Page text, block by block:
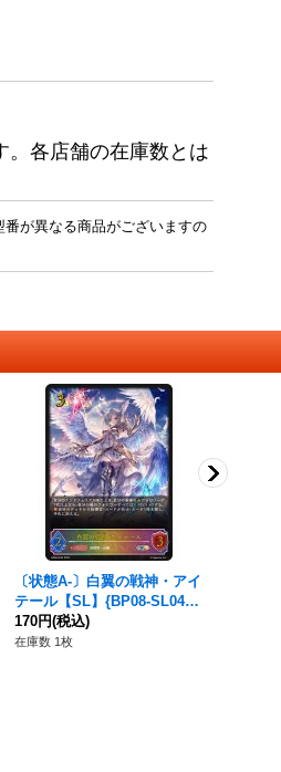
。各店舗の在庫数とは
が異なる商品がございますの
〔状態A-〕白翼の戦神・アイ
テール【SL】{BP08-SL04}
《ロイヤル》
170円(税込)
在庫数 1枚